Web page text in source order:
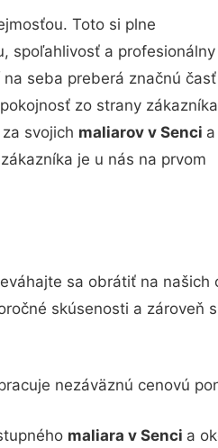
Toto si plne
spoľahlivosť a profesionálny
na seba preberá značnú časť
zo strany
svojich maliarov v Senci a
je u nás na prvom
sa obrátiť na
skúsenosti a zároveň
nezáväznú cenovú
maliara v Senci a